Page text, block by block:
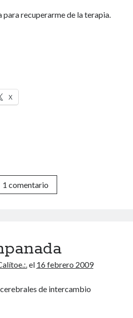
y a la Chacharita.
blogs de Internet
para recuperarme de la terapia.
X
1 comentario
el 16 febrero 2009
de intercambio